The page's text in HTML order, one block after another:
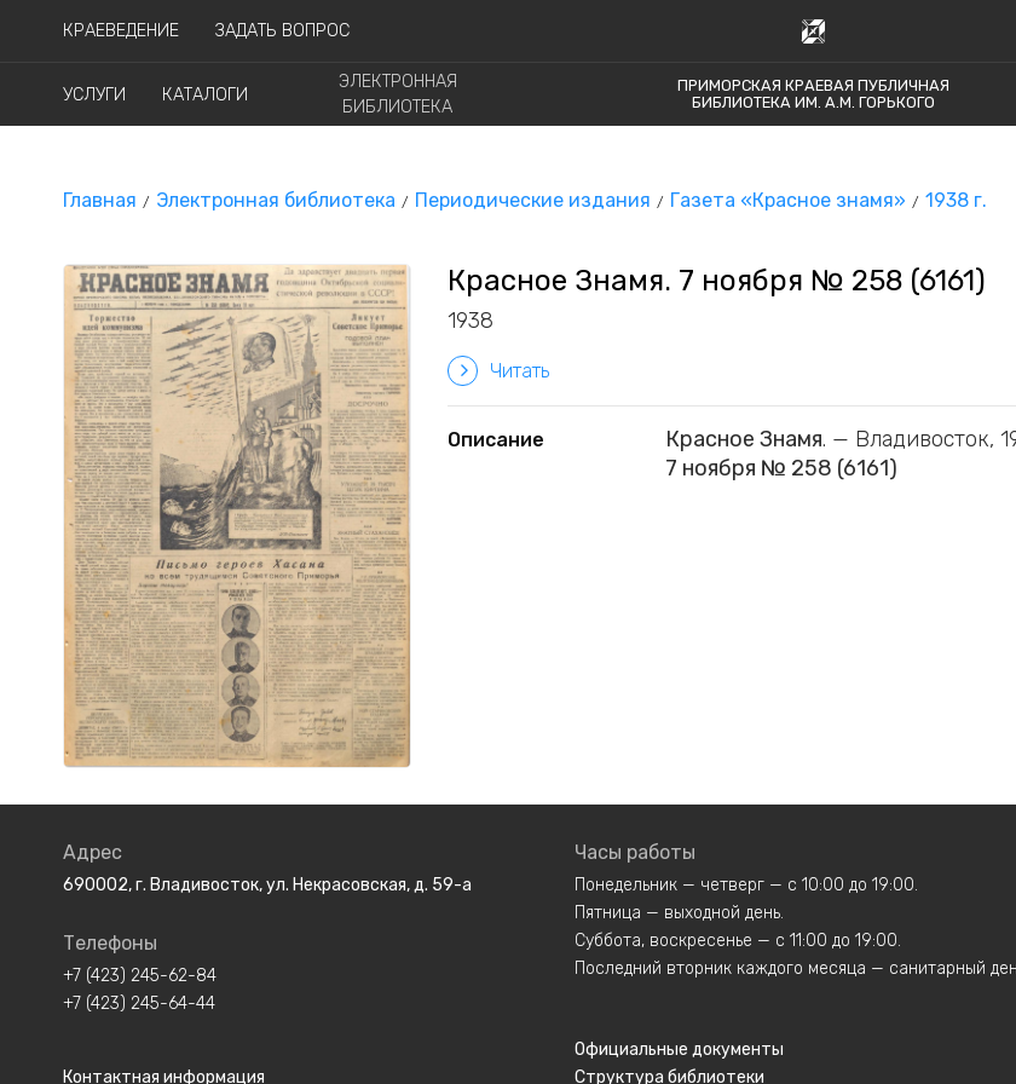
КРАЕВЕДЕНИЕ ЗАДАТЬ ВОПРОС
УСЛУГИ КАТАЛОГИ
ЭЛЕКТРОННАЯ
БИБЛИОТЕКА
ПРИМОРСКАЯ КРАЕВАЯ ПУБЛИЧНАЯ
БИБЛИОТЕКА ИМ. А.М. ГОРЬКОГО
Главная Электронная библиотека Периодические издания Газета «Красное знамя» 1938 г.
Красное Знамя. 7 ноября № 258 (6161)
1938
Читать
Описание Красное Знамя. — Владивосток,
7 ноября № 258 (6161)
Адрес
690002, г. Владивосток, ул. Некрасовская, д. 59-а
Телефоны
+7 (423) 245-62-84
+7 (423) 245-64-44
Контактная информация
Часы работы
Понедельник — четверг — с 10:00 до 19:00.
Пятница — выходной день.
Суббота, воскресенье — с 11:00 до 19:00.
Последний вторник каждого месяца — санитарный
Официальные документы
Структура библиотеки